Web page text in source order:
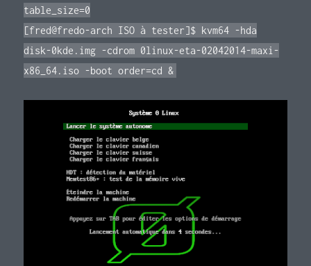
table_size=0
[fred@fredo-arch ISO à tester]$ kvm64 -hda
disk-0kde.img -cdrom 0linux-eta-02042014-maxi-
x86_64.iso -boot order=cd &